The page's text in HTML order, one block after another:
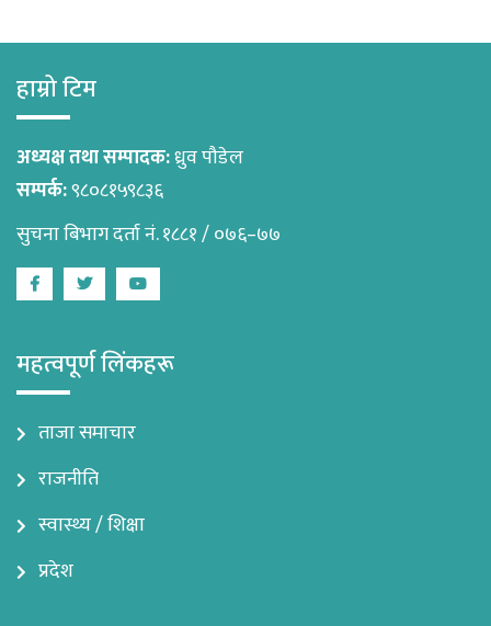
हाम्रो टिम
अध्यक्ष तथा सम्पादक:ध्रुव पौडेल
सम्पर्क:९८०८१५९८३६
सुचना बिभाग दर्ता नं. १८८१ / ०७६–७७
FacebookTwitterYoutube
महत्वपूर्ण लिंकहरू
ताजा समाचार
राजनीति
स्वास्थ्य / शिक्षा
प्रदेश